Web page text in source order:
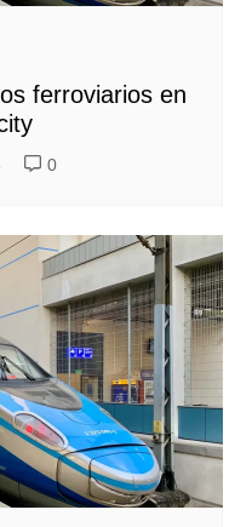
ferroviarios en
0